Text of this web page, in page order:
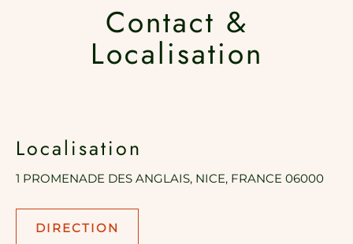
Contact &
Localisation
Localisation
1 PROMENADE DES ANGLAIS, NICE, FRANCE 06000
DIRECTION